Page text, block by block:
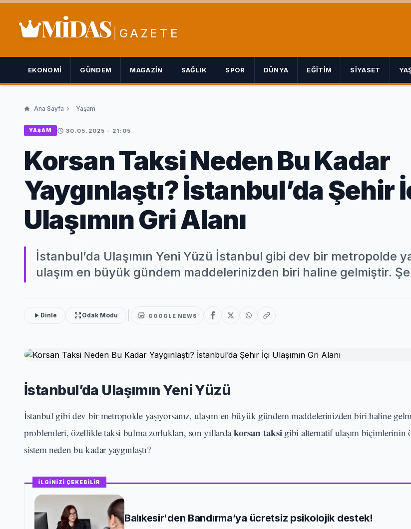
MİDAS GAZETE
EKONOMI GÜNDEM MAGAZIN SAĞLIK SPOR DÜNYA EĞITIM SIYASET
Ana Sayfa Yaşam
YAŞAM 30.05.2025 - 21:05
Korsan Taksi Neden Bu Kadar
Yaygınlaştı? İstanbul’da Şehir
Ulaşımın Gri Alanı
İstanbul’da Ulaşımın Yeni Yüzü İstanbul gibi dev bir metropolde
ulaşım en büyük gündem maddelerinizden biri haline gelmiştir.
Dinle Odak Modu GOOGLE NEWS
İstanbul’da Ulaşımın Yeni Yüzü
İstanbul gibi dev bir metropolde yaşıyorsanız, ulaşım en büyük gündem maddelerinizden biri haline
problemleri, özellikle taksi bulma zorlukları, son yıllardakorsan taksigibi alternatif ulaşım biçimlerinin
sistem neden bu kadar yaygınlaştı?
İLGİNİZİ ÇEKEBİLİR
Balıkesir'den Bandırma’ya ücretsiz psikolojik destek!